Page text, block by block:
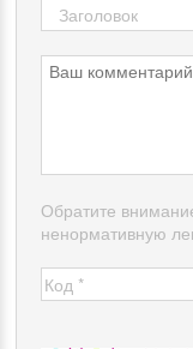
Обратите
ненормативную